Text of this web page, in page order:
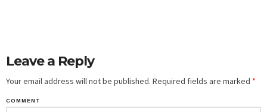
Leave a Reply
Your email address will not be published. Required fields are marked *
COMMENT